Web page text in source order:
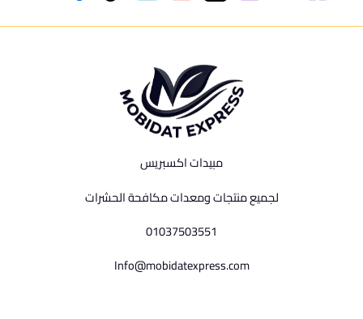
مبيدات اكسبريس
لجميع منتجات ومعدات مكافحة الحشرات
01037503551
Info@mobidatexpress.com